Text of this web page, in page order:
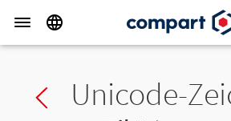
Previous char
Unicode-